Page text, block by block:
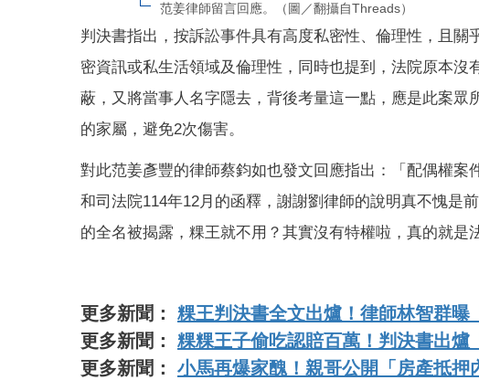
范姜律師留言回應。（圖／翻攝自Threads）
判決書指出，按訴訟事件具有高度私密性、倫理性，且
密資訊或私生活領域及倫理性，同時也提到，法院原本
蔽，又將當事人名字隱去，背後考量這一點，應是此案
的家屬，避免2次傷害。
對此范姜彥豐的律師蔡鈞如也發文回應指出：「配偶權案
和司法院114年12月的函釋，謝謝劉律師的說明真不愧是
的全名被揭露，粿王就不用？其實沒有特權啦，真的就是
更多新聞： 粿王判決書全文出爐！律師林智群
更多新聞： 粿粿王子偷吃認賠百萬！判決書出
更多新聞： 小馬再爆家醜！親哥公開「房產抵